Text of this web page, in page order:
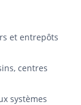
et entrepôts
centres
systèmes